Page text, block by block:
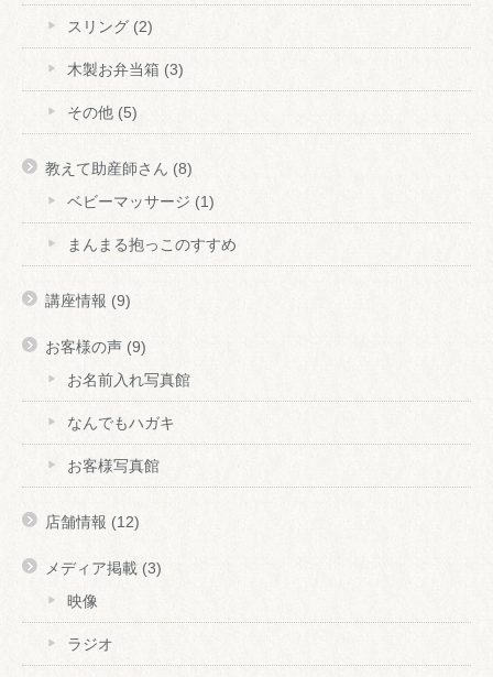
スリング (2)
木製お弁当箱 (3)
その他 (5)
教えて助産師さん (8)
ベビーマッサージ (1)
まんまる抱っこのすすめ
講座情報 (9)
お客様の声 (9)
お名前入れ写真館
なんでもハガキ
お客様写真館
店舗情報 (12)
メディア掲載 (3)
映像
ラジオ